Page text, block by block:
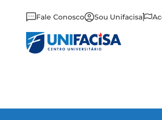
Fale Conosco Sou Unifacisa